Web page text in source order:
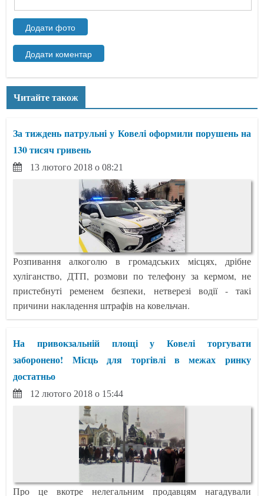
Читайте також
За тиждень патрульні у Ковелі оформили порушень на
130 тисяч гривень
13 лютого 2018 о 08:21
Розпивання алкоголю в громадських місцях, дрібне
хуліганство, ДТП, розмови по телефону за кермом, не
пристебнуті ременем безпеки, нетверезі водії - такі
причини накладення штрафів на ковельчан.
На привокзальній площі у Ковелі торгувати
заборонено! Місць для торгівлі в межах ринку
достатньо
12 лютого 2018 о 15:44
Про це вкотре нелегальним продавцям нагадували